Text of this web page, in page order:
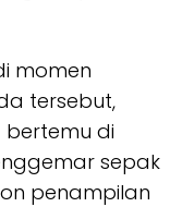
momen
tersebut,
di
sepak
penampilan